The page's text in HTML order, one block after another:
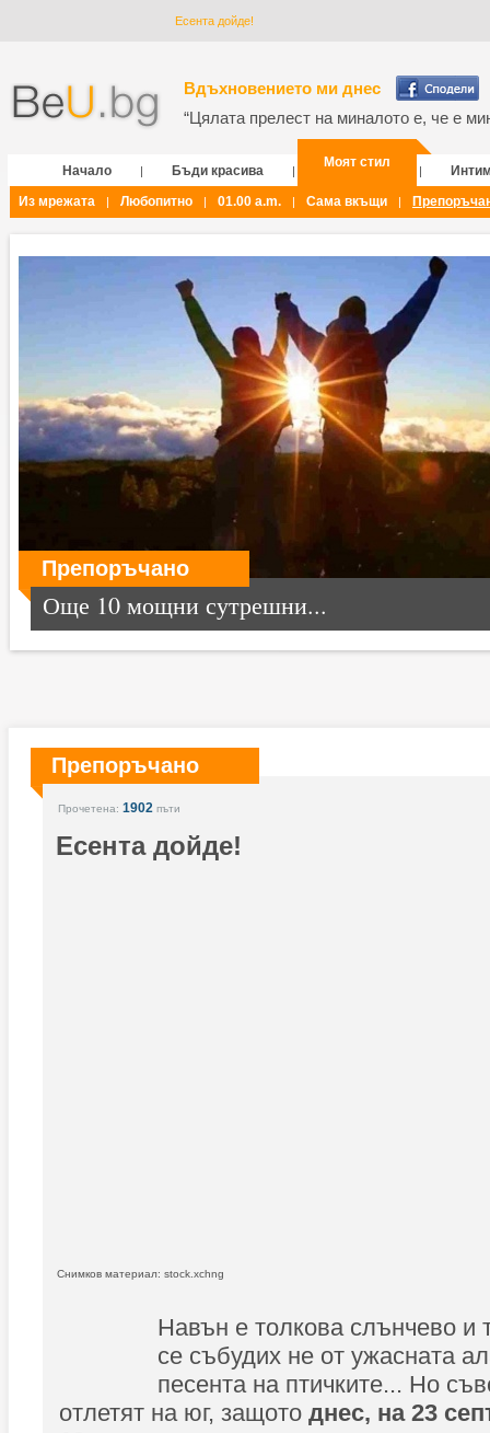
Есента дойде!
Вдъхновението ми днес
“Цялата прелест на миналото е, че е
Начало | Бъди красива |
Моят стил
|
Из мрежата
| Любопитно | 01.00 a.m. | Сама вкъщи |
Препоръчано
Още 10 мощни сутрешни...
Препоръчано
Прочетена: 1902 пъти
Есента дойде!
Снимков материал: stock.xchng
Навън е толкова слънчево и
се събудих не от ужасната
песента на птичките... Но
отлетят на юг, защото днес, на 23